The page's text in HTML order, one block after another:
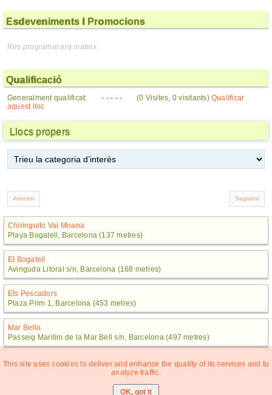
Esdeveniments I Promocions
Res programat ara mateix.
Qualificació
Generalment qualificat: - - - - - (0 Visites, 0 visitants)Qualificar
aquest lloc
Llocs propers
Chiringuito Vai Moana
Playa Bogatell, Barcelona (137 metres)
El Bogatell
Avinguda Litoral s/n, Barcelona (168 metres)
Els Pescadors
Plaza Prim 1, Barcelona (453 metres)
Mar Bella
Passeig Maritím de la Mar Bell s/n, Barcelona (497 metres)
This site uses cookies to deliver and enhance the quality of its services and to
analyze traffic.